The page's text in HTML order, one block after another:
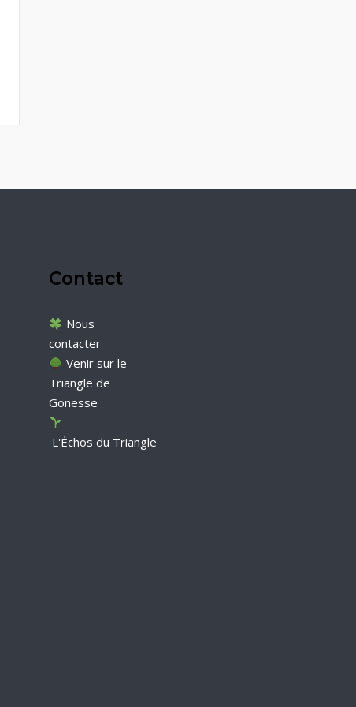
Contact
Nous
contacter
Venir sur le
Triangle de
Gonesse
L'Échos du Triangle